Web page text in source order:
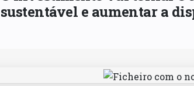
sustentável e aumentar a